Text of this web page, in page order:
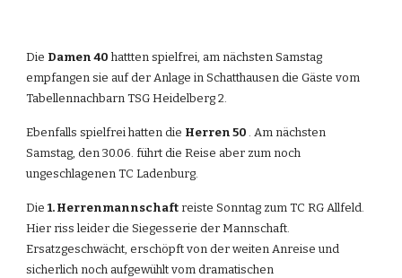
Die Damen 40 hattten spielfrei, am nächsten Samstag
empfangen sie auf der Anlage in Schatthausen die Gäste vom
Tabellennachbarn TSG Heidelberg 2.
Ebenfalls spielfrei hatten die Herren 50 . Am nächsten
Samstag, den 30.06. führt die Reise aber zum noch
ungeschlagenen TC Ladenburg.
Die 1. Herrenmannschaft reiste Sonntag zum TC RG Allfeld.
Hier riss leider die Siegesserie der Mannschaft.
Ersatzgeschwächt, erschöpft von der weiten Anreise und
sicherlich noch aufgewühlt vom dramatischen